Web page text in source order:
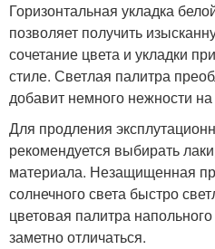
Горизонтальная укладка
позволяет получить
сочетание цвета и укладки
стиле. Светлая палитра
добавит немного нежности на
Для продления
рекомендуется выбирать
материала. Незащищенная
солнечного света быстро
цветовая палитра
заметно отличаться.